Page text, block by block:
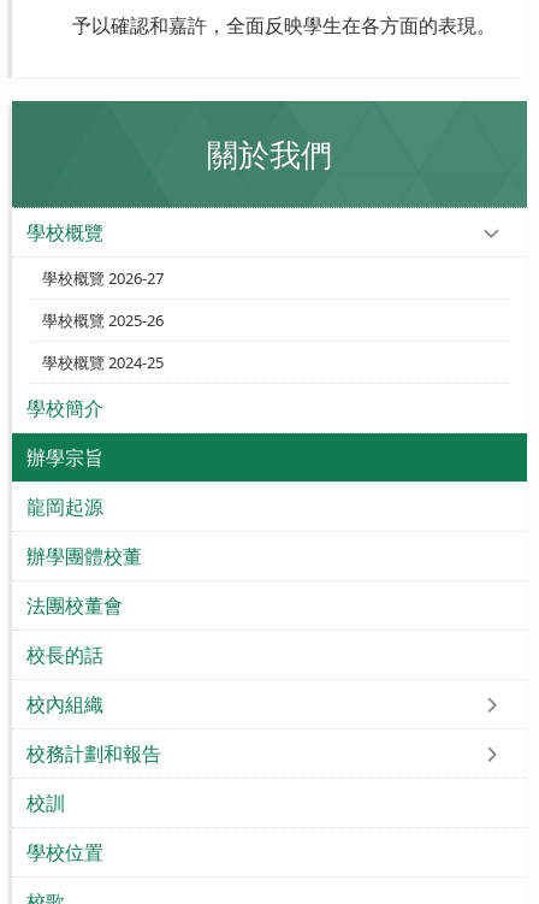
予以確認和嘉許，全面反映學生在各方面的表現。
關於我們
學校概覽
學校概覽 2026-27
學校概覽 2025-26
學校概覽 2024-25
學校簡介
辦學宗旨
龍岡起源
辦學團體校董
法團校董會
校長的話
校內組織
校務計劃和報告
校訓
學校位置